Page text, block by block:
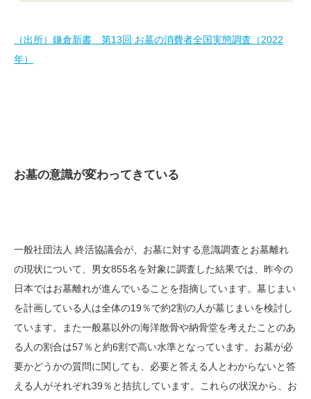
（出所）鎌倉新書 第13回 お墓の消費者全国実態調査（2022
年）
お墓の意識が変わってきている
一般社団法人 終活協議会が、お墓に対する意識調査とお墓離れ
の現状について、男女855名を対象に調査した結果では、昨今の
日本ではお墓離れが進んでいることを指摘しています。墓じまい
を計画している人は全体の19％で約2割の人が墓じまいを検討し
ています。また一般墓以外の海洋散骨や納骨堂を考えたことのあ
る人の割合は57％と約6割で高い水準となっています。お墓が必
要かどうかの質問に関しても、必要と答える人とわからないと答
える人がそれぞれ39％と拮抗しています。これらの状況から、お